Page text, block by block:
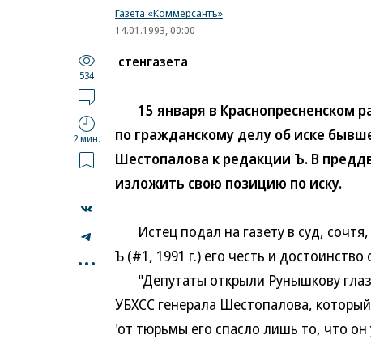
Газета «Коммерсантъ»
14.01.1993, 00:00
534
2 мин.
...
стенгазета
15 января в Краснопресненском
по гражданскому делу об иске
Шестопалова к редакции Ъ. В
изложить свою позицию по иску.
Истец подал на газету в суд,
Ъ (#1, 1991 г.) его честь и
"Депутаты открыли Рунышкову
УБХСС генерала Шестопалова,
'от тюрьмы его спасло лишь то, что он